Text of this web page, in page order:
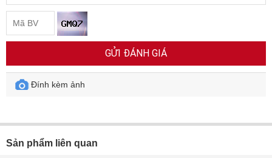
GỬI ĐÁNH GIÁ
Đính kèm ảnh
Sản phẩm liên quan